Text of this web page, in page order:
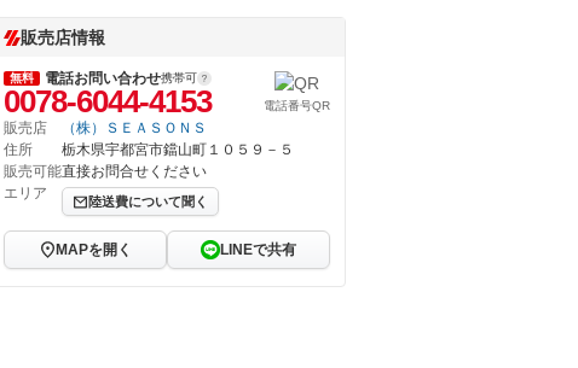
販売店情報
無料 電話お問い合わせ携帯可
0078-6044-4153 電話番号QR
販売店
（株）ＳＥＡＳＯＮＳ
住所
栃木県宇都宮市鐺山町１０５９－５
販売可能
エリア
直接お問合せください
陸送費について聞く
MAPを開く LINEで共有